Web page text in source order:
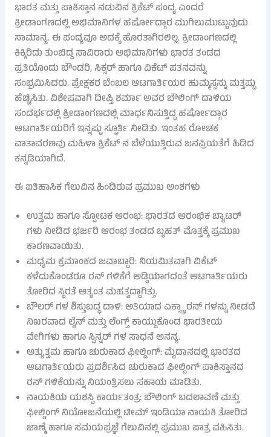
ಭಾರತ ಮತ್ತು ಪಾಕಿಸ್ತಾನ ನಡುವಿನ ಕ್ರಿಕೆಟ್ ಪಂದ್ಯ ಎಂದರೆ
ಕ್ರೀಡಾಂಗಣದಲ್ಲಿ ಅಭಿಮಾನಿಗಳ ಹರ್ಷೋದ್ಗಾರ ಮುಗಿಲುಮುಟ್ಟುವುದು
ಸಾಮಾನ್ಯ. ಈ ಪಂದ್ಯವೂ ಅದಕ್ಕೆ ಹೊರತಾಗಿರಲಿಲ್ಲ. ಕ್ರೀಡಾಂಗಣದಲ್ಲಿ
ಕಿಕ್ಕಿರಿದು ತುಂಬಿದ್ದ ಸಾವಿರಾರು ಅಭಿಮಾನಿಗಳು ಭಾರತ ತಂಡದ
ಪ್ರತಿಯೊಂದು ಬೌಂಡರಿ, ಸಿಕ್ಸರ್ ಹಾಗೂ ವಿಕೆಟ್ ಪತನವನ್ನು
ಸಂಭ್ರಮಿಸಿದರು. ಪ್ರೇಕ್ಷಕರ ಬೆಂಬಲ ಆಟಗಾರ್ತಿಯರ ಹುಮ್ಮಸ್ಸನ್ನು ಮತ್ತಷ್ಟು
ಹೆಚ್ಚಿಸಿತು. ವಿಶೇಷವಾಗಿ ದೀಪ್ತಿ ಶರ್ಮಾ ಅವರ ಬೌಲಿಂಗ್ ದಾಳಿಯ
ಸಂದರ್ಭದಲ್ಲಿ ಕ್ರೀಡಾಂಗಣದಲ್ಲಿ ಮಾರ್ಧನಿಸುತ್ತಿದ್ದ ಹರ್ಷೋದ್ಗಾರ
ಆಟಗಾರ್ತಿಯರಿಗೆ ಇನ್ನಷ್ಟು ಸ್ಫೂರ್ತಿ ನೀಡಿತು. ಇಂತಹ ರೋಚಕ
ವಾತಾವರಣವು ಮಹಿಳಾ ಕ್ರಿಕೆಟ್ ನ ಬೆಳೆಯುತ್ತಿರುವ ಜನಪ್ರಿಯತೆಗೆ ಹಿಡಿದ
ಕನ್ನಡಿಯಾಗಿದೆ.
ಈ ಐತಿಹಾಸಿಕ ಗೆಲುವಿನ ಹಿಂದಿರುವ ಪ್ರಮುಖ ಅಂಶಗಳು
ಉತ್ತಮ ಹಾಗೂ ಸ್ಪೋಟಕ ಆರಂಭ: ಭಾರತದ ಆರಂಭಿಕ ಬ್ಯಾಟರ್
ಗಳು ನೀಡಿದ ಭರ್ಜರಿ ಆರಂಭ ತಂಡದ ಬೃಹತ್ ಮೊತ್ತಕ್ಕೆ ಪ್ರಮುಖ
ಕಾರಣವಾಯಿತು.
ಮಧ್ಯಮ ಕ್ರಮಾಂಕದ ಜವಾಬ್ದಾರಿ: ನಿಯಮಿತವಾಗಿ ವಿಕೆಟ್
ಕಳೆದುಕೊಂಡರೂ ರನ್ ಗಳಿಕೆಗೆ ಅಡ್ಡಿಯಾಗದಂತೆ ಆಟಗಾರ್ತಿಯರು
ತೋರಿದ ಸ್ಥಿರತೆ ಅತ್ಯಂತ ಮಹತ್ವದ್ದಾಗಿತ್ತು.
ಬೌಲರ್ ಗಳ ಶಿಸ್ತುಬದ್ಧ ದಾಳಿ: ಅತಿಯಾದ ಎಕ್ಸ್ಟ್ರಾ ರನ್ ಗಳನ್ನು ನೀಡದೆ
ನಿಖರವಾದ ಲೈನ್ ಮತ್ತು ಲೆಂಗ್ತ್ ಕಾಯ್ದುಕೊಂಡ ಭಾರತೀಯ
ವೇಗಿಗಳು ಹಾಗೂ ಸ್ಪಿನ್ನರ್ ಗಳ ಸಾಧನೆ ಅನನ್ಯ.
ಅತ್ಯುತ್ತಮ ಹಾಗೂ ಚುರುಕಾದ ಫೀಲ್ಡಿಂಗ್: ಮೈದಾನದಲ್ಲಿ ಭಾರತದ
ಆಟಗಾರ್ತಿಯರು ಪ್ರದರ್ಶಿಸಿದ ಚುರುಕಾದ ಫೀಲ್ಡಿಂಗ್ ಪಾಕಿಸ್ತಾನದ
ರನ್ ಗಳಿಕೆಯನ್ನು ನಿಯಂತ್ರಿಸಲು ಸಹಾಯ ಮಾಡಿತು.
ನಾಯಕಿಯ ಯಶಸ್ವಿ ಕಾರ್ಯತಂತ್ರ: ಬೌಲಿಂಗ್ ಬದಲಾವಣೆ ಮತ್ತು
ಫೀಲ್ಡಿಂಗ್ ನಿಯೋಜನೆಯಲ್ಲಿ ಟೀಮ್ ಇಂಡಿಯಾ ನಾಯಕಿ ತೋರಿದ
ಜಾಣ್ಮೆ ಹಾಗೂ ಸಮಯಪ್ರಜ್ಞೆ ಗೆಲುವಿನಲ್ಲಿ ಪ್ರಮುಖ ಪಾತ್ರ ವಹಿಸಿತು.